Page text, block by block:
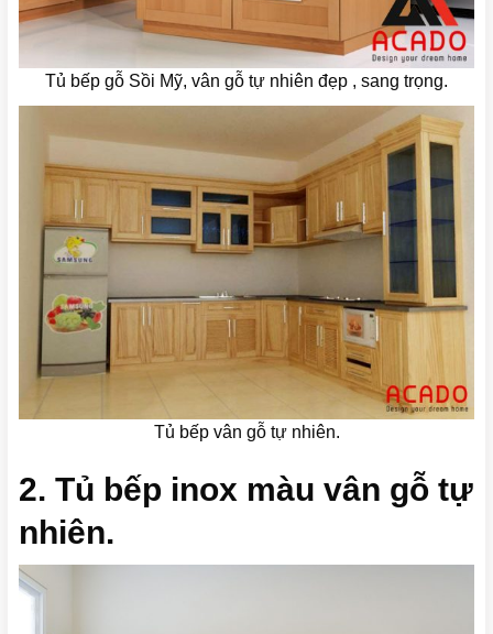
Tủ bếp gỗ Sồi Mỹ, vân gỗ tự nhiên đẹp , sang trọng.
Tủ bếp vân gỗ tự nhiên.
2. Tủ bếp inox màu vân gỗ tự
nhiên.